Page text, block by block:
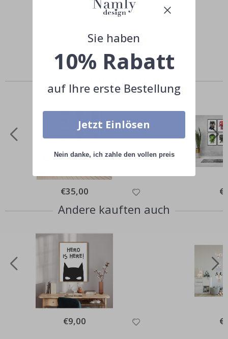
Teile dein Bild mit #namly_design
Special
Price
€35,00
Andere kauften auch
Special
Price
€9,00
Sie haben
10% Rabatt
auf Ihre erste Bestellung
Jetzt Einlösen
Nein danke, ich zahle den vollen preis